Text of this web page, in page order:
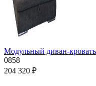
Модульный диван-
0858
204 320 ₽